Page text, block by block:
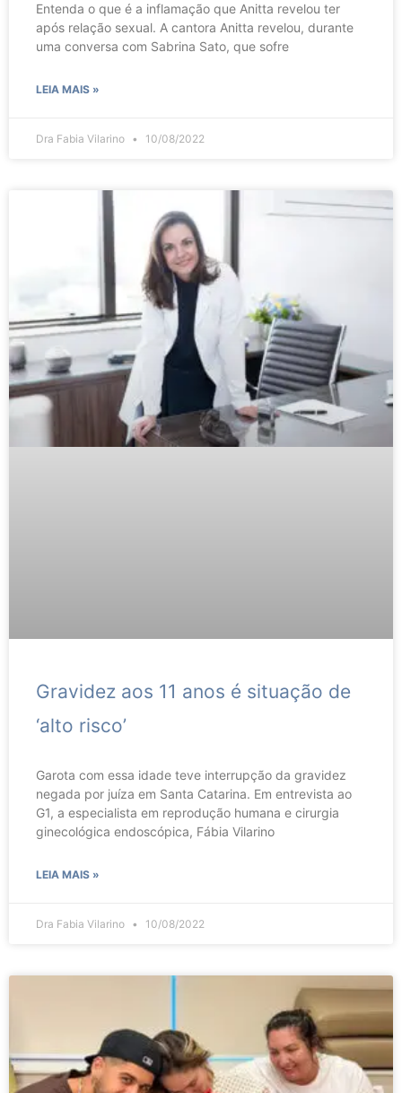
Entenda o que é a inflamação que Anitta revelou ter
após relação sexual. A cantora Anitta revelou, durante
uma conversa com Sabrina Sato, que sofre
LEIA MAIS »
Dra Fabia Vilarino 10/08/2022
Gravidez aos 11 anos é situação de
‘alto risco’
Garota com essa idade teve interrupção da gravidez
negada por juíza em Santa Catarina. Em entrevista ao
G1, a especialista em reprodução humana e cirurgia
ginecológica endoscópica, Fábia Vilarino
LEIA MAIS »
Dra Fabia Vilarino 10/08/2022